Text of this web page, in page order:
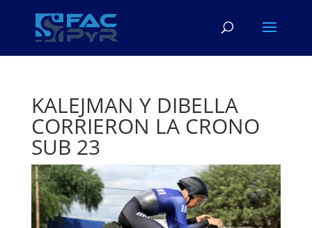
KALEJMAN Y DIBELLA
CORRIERON LA CRONO
SUB 23